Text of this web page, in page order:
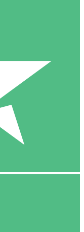
Inget